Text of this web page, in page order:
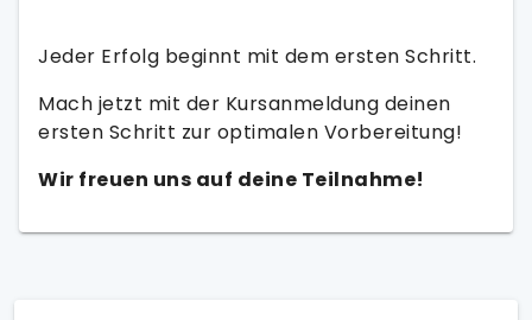
Jeder Erfolg beginnt mit dem ersten Schritt.
Mach jetzt mit der Kursanmeldung deinen
ersten Schritt zur optimalen Vorbereitung!
Wir freuen uns auf deine Teilnahme!